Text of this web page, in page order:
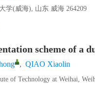
学(威海), 山东 威海 264209
scheme of a
, QIAO Xiaolin
of Technology at Weihai,